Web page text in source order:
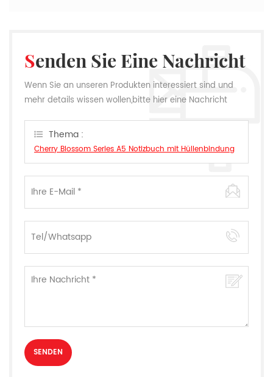
Senden Sie Eine Nachricht
Wenn Sie an unseren Produkten interessiert sind und
mehr details wissen wollen,bitte hier eine Nachricht
können.Thema :
Cherry Blossom Series A5 Notizbuch mit Hüllenbindung